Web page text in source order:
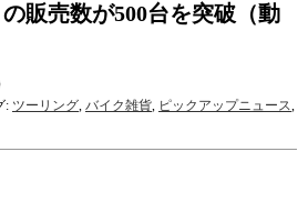
販売数が500台を突破（動
: ツーリング, バイク雑貨, ピックアップニュース,